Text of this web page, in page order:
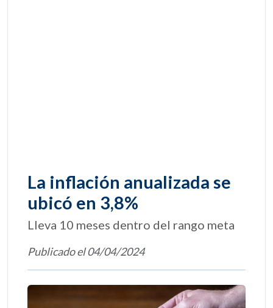
La inflación anualizada se
ubicó en 3,8%
Lleva 10 meses dentro del rango meta
Publicado el 04/04/2024